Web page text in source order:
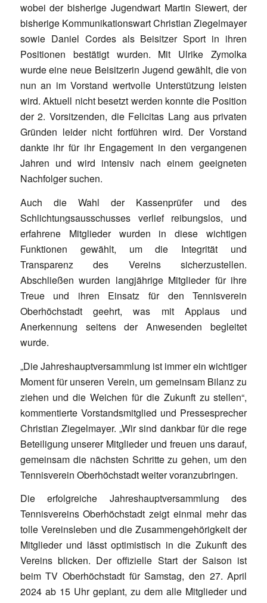
wobei der bisherige Jugendwart Martin Siewert, der
bisherige Kommunikationswart Christian Ziegelmayer
sowie Daniel Cordes als Beisitzer Sport in ihren
Positionen bestätigt wurden. Mit Ulrike Zymolka
wurde eine neue Beisitzerin Jugend gewählt, die von
nun an im Vorstand wertvolle Unterstützung leisten
wird. Aktuell nicht besetzt werden konnte die Position
der 2. Vorsitzenden, die Felicitas Lang aus privaten
Gründen leider nicht fortführen wird. Der Vorstand
dankte ihr für ihr Engagement in den vergangenen
Jahren und wird intensiv nach einem geeigneten
Nachfolger suchen.
Auch die Wahl der Kassenprüfer und des
Schlichtungsausschusses verlief reibungslos, und
erfahrene Mitglieder wurden in diese wichtigen
Funktionen gewählt, um die Integrität und
Transparenz des Vereins sicherzustellen.
Abschließen wurden langjährige Mitglieder für ihre
Treue und ihren Einsatz für den Tennisverein
Oberhöchstadt geehrt, was mit Applaus und
Anerkennung seitens der Anwesenden begleitet
wurde.
„Die Jahreshauptversammlung ist immer ein wichtiger
Moment für unseren Verein, um gemeinsam Bilanz zu
ziehen und die Weichen für die Zukunft zu stellen“,
kommentierte Vorstandsmitglied und Pressesprecher
Christian Ziegelmayer. „Wir sind dankbar für die rege
Beteiligung unserer Mitglieder und freuen uns darauf,
gemeinsam die nächsten Schritte zu gehen, um den
Tennisverein Oberhöchstadt weiter voranzubringen.
Die erfolgreiche Jahreshauptversammlung des
Tennisvereins Oberhöchstadt zeigt einmal mehr das
tolle Vereinsleben und die Zusammengehörigkeit der
Mitglieder und lässt optimistisch in die Zukunft des
Vereins blicken. Der offizielle Start der Saison ist
beim TV Oberhöchstadt für Samstag, den 27. April
2024 ab 15 Uhr geplant, zu dem alle Mitglieder und